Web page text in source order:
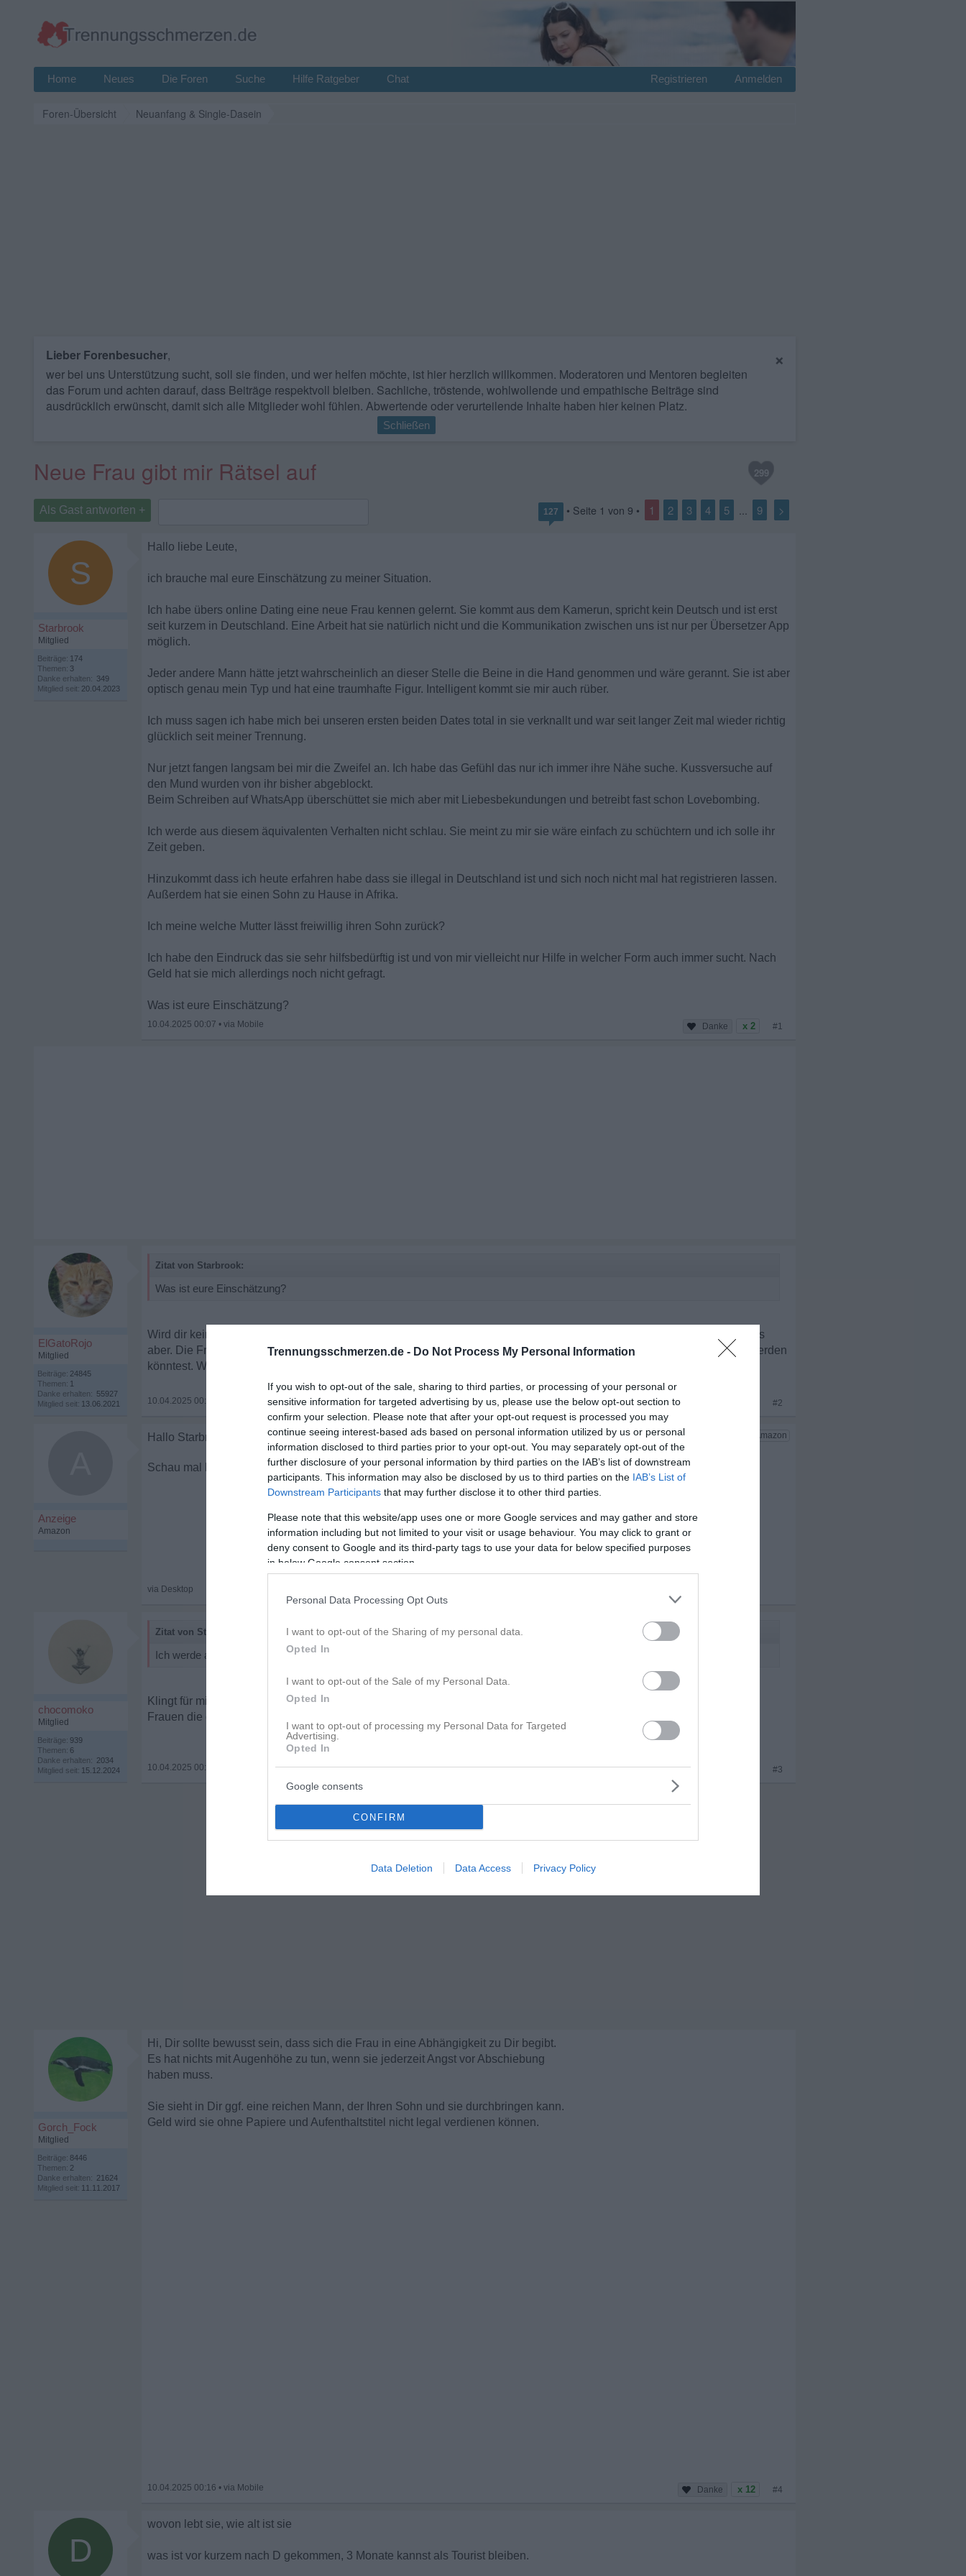
Trennungsschmerzen.de - Do Not Process My Personal Information
If you wish to opt-out of the sale, sharing to third parties, or processing of your personal or
sensitive information for targeted advertising by us, please use the below opt-out section to
confirm your selection. Please note that after your opt-out request is processed you may
continue seeing interest-based ads based on personal information utilized by us or personal
information disclosed to third parties prior to your opt-out. You may separately opt-out of the
further disclosure of your personal information by third parties on the IAB’s list of downstream
participants. This information may also be disclosed by us to third parties on the IAB’s List of
Downstream Participants that may further disclose it to other third parties.
Please note that this website/app uses one or more Google services and may gather and store
information including but not limited to your visit or usage behaviour. You may click to grant or
deny consent to Google and its third-party tags to use your data for below specified purposes
in below Google consent section.
Personal Data Processing Opt Outs
I want to opt-out of the Sharing of my personal data.
Opted In
I want to opt-out of the Sale of my Personal Data.
Opted In
I want to opt-out of processing my Personal Data for Targeted
Advertising.
Opted In
Google consents
CONFIRM
Data Deletion Data Access Privacy Policy
Home Neues Die Foren Suche Hilfe Ratgeber Chat Anmelden
Registrieren
Foren-Übersicht Neuanfang & Single-Dasein
×
Lieber Forenbesucher,
wer bei uns Unterstützung sucht, soll sie finden, und wer helfen möchte, ist hier herzlich willkommen. Moderatoren und Mentoren begleiten
das Forum und achten darauf, dass Beiträge respektvoll bleiben. Sachliche, tröstende, wohlwollende und empathische Beiträge sind
ausdrücklich erwünscht, damit sich alle Mitglieder wohl fühlen. Abwertende oder verurteilende Inhalte haben hier keinen Platz.
Schließen
299
Neue Frau gibt mir Rätsel auf
Als Gast antworten + 127 • Seite 1 von 9 • 1 2 3 4 5 ... 9 >
S
Starbrook
Mitglied
Beiträge: 174
Themen: 3
Danke erhalten: 349
Mitglied seit: 20.04.2023
Hallo liebe Leute,
ich brauche mal eure Einschätzung zu meiner Situation.
Ich habe übers online Dating eine neue Frau kennen gelernt. Sie kommt aus dem Kamerun, spricht kein Deutsch und ist erst
seit kurzem in Deutschland. Eine Arbeit hat sie natürlich nicht und die Kommunikation zwischen uns ist nur per Übersetzer App
möglich.
Jeder andere Mann hätte jetzt wahrscheinlich an dieser Stelle die Beine in die Hand genommen und wäre gerannt. Sie ist aber
optisch genau mein Typ und hat eine traumhafte Figur. Intelligent kommt sie mir auch rüber.
Ich muss sagen ich habe mich bei unseren ersten beiden Dates total in sie verknallt und war seit langer Zeit mal wieder richtig
glücklich seit meiner Trennung.
Nur jetzt fangen langsam bei mir die Zweifel an. Ich habe das Gefühl das nur ich immer ihre Nähe suche. Kussversuche auf
den Mund wurden von ihr bisher abgeblockt.
Beim Schreiben auf WhatsApp überschüttet sie mich aber mit Liebesbekundungen und betreibt fast schon Lovebombing.
Ich werde aus diesem äquivalenten Verhalten nicht schlau. Sie meint zu mir sie wäre einfach zu schüchtern und ich solle ihr
Zeit geben.
Hinzukommt dass ich heute erfahren habe dass sie illegal in Deutschland ist und sich noch nicht mal hat registrieren lassen.
Außerdem hat sie einen Sohn zu Hause in Afrika.
Ich meine welche Mutter lässt freiwillig ihren Sohn zurück?
Ich habe den Eindruck das sie sehr hilfsbedürftig ist und von mir vielleicht nur Hilfe in welcher Form auch immer sucht. Nach
Geld hat sie mich allerdings noch nicht gefragt.
Was ist eure Einschätzung?
10.04.2025 00:07 • x 2 #1
ElGatoRojo
Mitglied
Beiträge: 24845
Themen: 1
Danke erhalten: 55927
Mitglied seit: 13.06.2021
Zitat von Starbrook:
Was ist eure Einschätzung?
Wird dir keiner hier genau sagen können. Illegaler Aufenthalt muss nicht bedeuten, dass sie auf dein Geld aus ist, kann es
aber. Die Frage ist natürlich - was soll das werden mit dieser Frau? Der erste Anschein ist eben, dass du hier ihr Anker werden
könntest. Wohin das führt ist nicht risikolos.
10.04.2025 00:12 #2
Neue Frau gibt mir Rätsel auf
chocomoko
Mitglied
Beiträge: 939
Themen: 6
Danke erhalten: 2034
Mitglied seit: 15.12.2024
Zitat von Starbrook:
Ich werde aus diesem äquivalenten Verhalten nicht schlau. S
Klingt für mich irgendwie brüchig, aber kann ja sein, dass sie eine ganz andere "love language" hat als du, oder als alle
Frauen die du kanntest. Auch kulturbedingt und so. Ich würde es einfach mal weiter beobachten.
10.04.2025 00:16 #3
Gorch_Fock
Mitglied
Beiträge: 8446
Themen: 2
Danke erhalten: 21624
Mitglied seit: 11.11.2017
Hi, Dir sollte bewusst sein, dass sich die Frau in eine Abhängigkeit zu Dir begibt.
Es hat nichts mit Augenhöhe zu tun, wenn sie jederzeit Angst vor Abschiebung
haben muss.
Sie sieht in Dir ggf. eine reichen Mann, der Ihren Sohn und sie durchbringen kann.
Geld wird sie ohne Papiere und Aufenthaltstitel nicht legal verdienen können.
10.04.2025 00:16 • x 12 #4
D
wovon lebt sie, wie alt ist sie
was ist vor kurzem nach D gekommen, 3 Monate kannst als Tourist bleiben.